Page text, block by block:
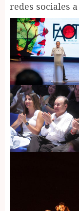
redes sociales